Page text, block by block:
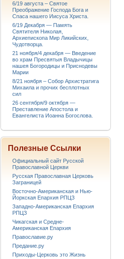
6/19 августа – Святое
Преображение Господа Бога и
Спаса нашего Иисуса Христа.
6/19 Декабря — Память
Святителя Николая,
Архиепископа Мир Ликийских,
Чудотворца.
21 ноября/4 декабря — Введение
во храм Пресвятыя Владычицы
нашея Богородицы и Приснодевы
Марии
8/21 ноября – Собор Архистратига
Михаила и прочих бесплотных
сил
26 сентября/9 октября —
Преставление Апостола и
Евангелиста Иоанна Богослова.
Полезные Ссылки
Официальный сайт Русской
Православной Церкви
Русская Православная Церковь
Заграницей
Восточно-Американская и Нью-
Йоркская Епархия РПЦЗ
Западно-Американская Епархия
РПЦЗ
Чикагская и Средне-
Американская Епархия
Православие.ру
Предание.ру
Приходы-Церковь это Жизнь